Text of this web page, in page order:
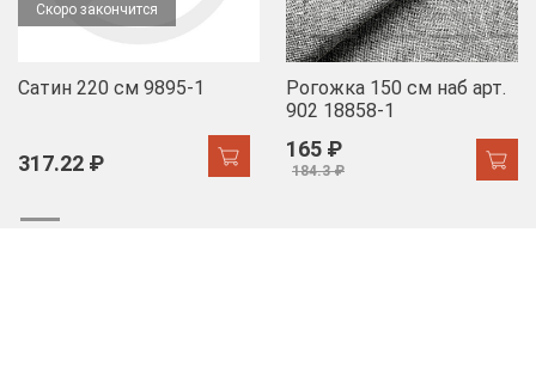
Скоро закончится
Сатин 220 см 9895-1
317.22 ₽
Рогожка 150 см наб арт.
902 18858-1
165 ₽
184.3 ₽